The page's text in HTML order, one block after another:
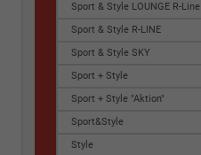
Sport & Style LOUNGE R-Line
Sport & Style R-LINE
Sport & Style SKY
Sport + Style
Sport + Style "Aktion"
Sport&Style
Style